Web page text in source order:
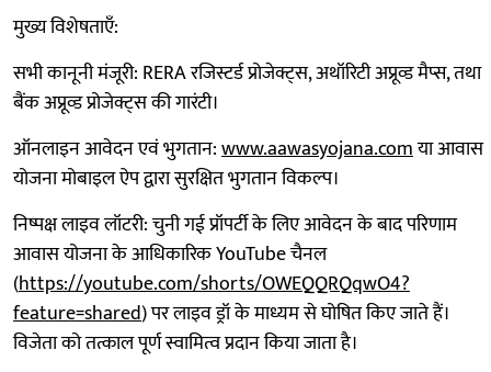
मुख्य विशेषताएँ:
सभी कानूनी मंजूरी: RERA रजिस्टर्ड प्रोजेक्ट्स, अथॉरिटी अप्रूव्ड मैप्स, तथा
बैंक अप्रूव्ड प्रोजेक्ट्स की गारंटी।
ऑनलाइन आवेदन एवं भुगतान:www.aawasyojana.comया आवास
योजना मोबाइल ऐप द्वारा सुरक्षित भुगतान विकल्प।
निष्पक्ष लाइव लॉटरी: चुनी गई प्रॉपर्टी के लिए आवेदन के बाद परिणाम
आवास योजना के आधिकारिक YouTube चैनल
(https://youtube.com/shorts/OWEQQRQqwO4?
feature=shared) पर लाइव ड्रॉ के माध्यम से घोषित किए जाते हैं।
विजेता को तत्काल पूर्ण स्वामित्व प्रदान किया जाता है।